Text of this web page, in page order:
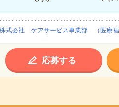
式会社 ケアサービス事業部 （医療福
応募する